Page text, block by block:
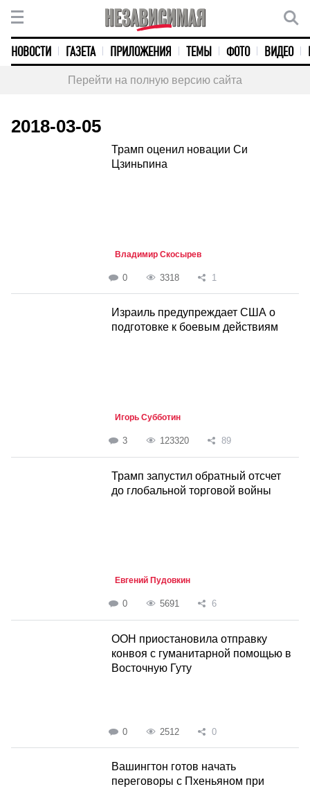
НОВОСТИ ГАЗЕТА ПРИЛОЖЕНИЯ ТЕМЫ ФОТО ВИДЕО
Перейти на полную версию сайта
2018-03-05
Трамп оценил новации Си
Цзиньпина
Владимир Скосырев
0 3318 1
Израиль предупреждает США о
подготовке к боевым действиям
Игорь Субботин
3 123320 89
Трамп запустил обратный отсчет
до глобальной торговой войны
Евгений Пудовкин
0 5691 6
ООН приостановила отправку
конвоя с гуманитарной помощью в
Восточную Гуту
0 2512 0
Вашингтон готов начать
переговоры с Пхеньяном при